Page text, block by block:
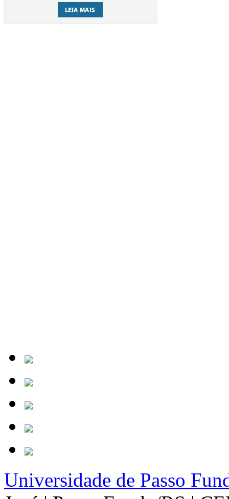
Universidade de Passo